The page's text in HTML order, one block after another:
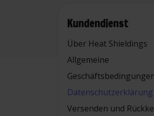
Kundendienst
Über Heat Shieldings
Allgemeine
Datenschutzerklärung
Versenden und